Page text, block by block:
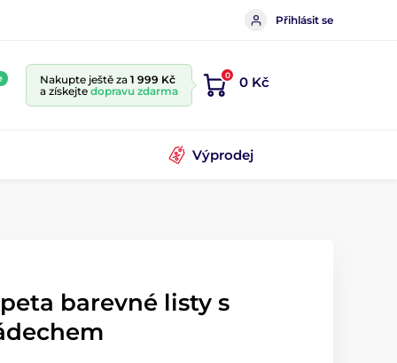
Přihlásit se
Nakupte ještě za 1 999 Kč
a získejte dopravu zdarma
0 0 Kč
Výprodej
barevné listy s